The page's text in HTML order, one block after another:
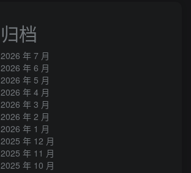
归档
2026 年 7 月
2026 年 6 月
2026 年 5 月
2026 年 4 月
2026 年 3 月
2026 年 2 月
2026 年 1 月
2025 年 12 月
2025 年 11 月
2025 年 10 月